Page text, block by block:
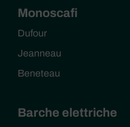
Monoscafi
Dufour
Jeanneau
Beneteau
Barche elettriche